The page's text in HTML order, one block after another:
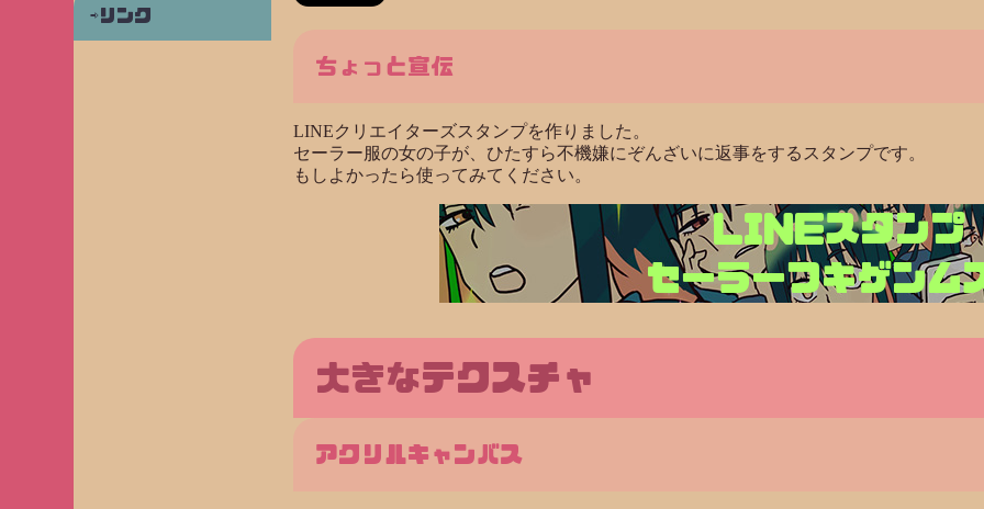
リンク
ちょっと宣伝
LINEクリエイターズスタンプを作りました。
セーラー服の女の子が、ひたすら不機嫌にぞんざいに返事をするスタンプです。
もしよかったら使ってみてください。
LINEスタンプ
セーラーフキゲンム
大きなテクスチャ
アクリルキャンバス